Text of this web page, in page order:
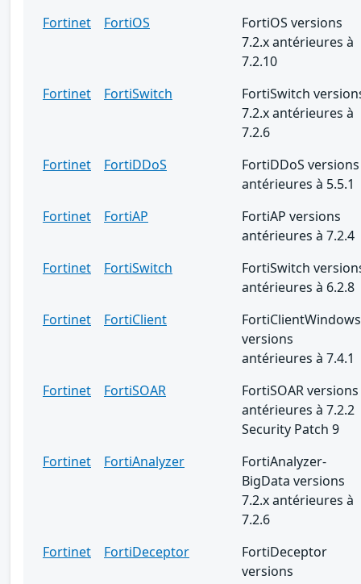
Fortinet
FortiOS
FortiOS versions
7.2.x antérieures à
7.2.10
Fortinet
FortiSwitch
FortiSwitch
7.2.x antérieures à
7.2.6
Fortinet
FortiDDoS
FortiDDoS versions
antérieures à 5.5.1
Fortinet
FortiAP
FortiAP versions
antérieures à 7.2.4
Fortinet
FortiSwitch
FortiSwitch
antérieures à 6.2.8
Fortinet
FortiClient
FortiClientWindows
versions
antérieures à 7.4.1
Fortinet
FortiSOAR
FortiSOAR versions
antérieures à 7.2.2
Security Patch 9
Fortinet
FortiAnalyzer
FortiAnalyzer-
BigData versions
7.2.x antérieures à
7.2.6
Fortinet
FortiDeceptor
FortiDeceptor
versions